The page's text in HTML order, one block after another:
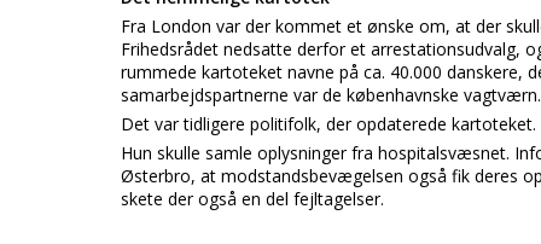
Fra London var der kommet et ønske om, at der
Frihedsrådet nedsatte derfor et arrestationsudvalg,
rummede kartoteket navne på ca. 40.000 danskere,
samarbejdspartnerne var de københavnske vagtværn.
Det var tidligere politifolk, der opdaterede
Hun skulle samle oplysninger fra hospitalsvæsnet.
Østerbro, at modstandsbevægelsen også fik deres
skete der også en del fejltagelser.